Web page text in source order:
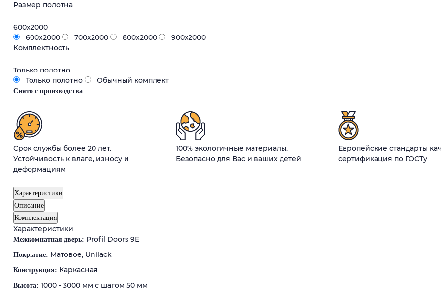
Размер полотна
600х2000
600х2000
700х2000 800х2000
900х2000
Комплектность
Только полотно
Только полотно
Обычный комплект
Снято с производства
Срок службы более 20 лет.
Устойчивость к влаге, износу и
деформациям
100% экологичные материалы.
Безопасно для Вас и ваших детей
Европейские стандарты
сертификация по ГОСТу
Характеристики
Описание
Комплектация
Характеристики
Межкомнатная дверь: Profil Doors 9E
Покрытие: Матовое, Unilack
Конструкция: Каркасная
Высота: 1000 - 3000 мм с шагом 50 мм